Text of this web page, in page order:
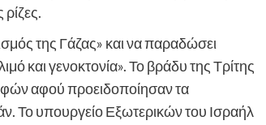
της Γάζας» και να παραδώσει
και γενοκτονία». Το βράδυ της Τρίτης
αφού προειδοποίησαν τα
Το υπουργείο Εξωτερικών του Ισραήλ